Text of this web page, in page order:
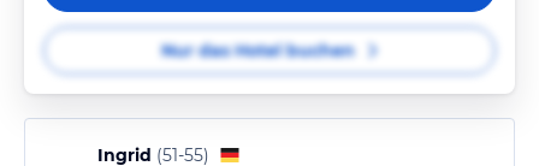
Nur das Hotel buchen
Ingrid (51-55)